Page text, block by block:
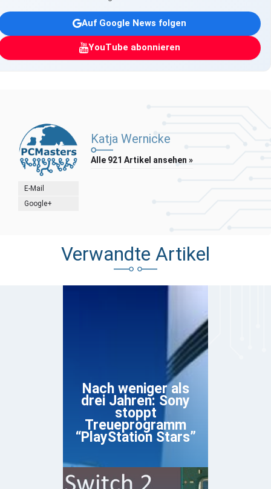
Auf Google News folgen
YouTube abonnieren
E-Mail
Google+
Katja Wernicke
Alle 921 Artikel ansehen »
Verwandte Artikel
Nach weniger als
drei Jahren: Sony
stoppt
Treueprogramm
“PlayStation Stars”